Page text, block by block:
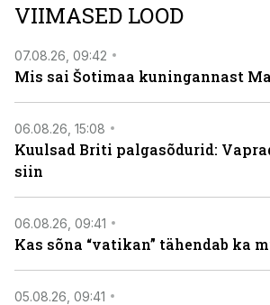
VIIMASED LOOD
07.08.26, 09:42
Mis sai Šotimaa kuningannast
06.08.26, 15:08
Kuulsad Briti palgasõdurid:
siin
06.08.26, 09:41
Kas sõna “vatikan” tähendab ka
05.08.26, 09:41